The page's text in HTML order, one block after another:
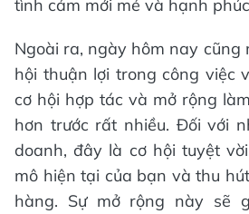
tình cảm mới mẻ và hạnh
Ngoài ra, ngày hôm nay cũng
hội thuận lợi trong công việc
cơ hội hợp tác và mở rộng
hơn trước rất nhiều. Đối với
doanh, đây là cơ hội tuyệt
mô hiện tại của bạn và thu
hàng. Sự mở rộng này sẽ